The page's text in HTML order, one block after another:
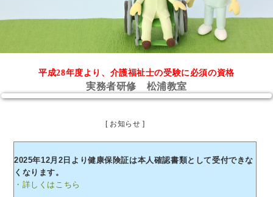
平成28年度より、介護福祉士の受験に必須の資格
実務者研修 松浦教室
[ お知らせ ]
2025年12月2日より健康保険証は本人確認書類として受付できな
くなります。
・詳しくはこちら